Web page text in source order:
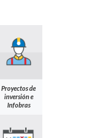
Proyectos de
inversión e
Infobras